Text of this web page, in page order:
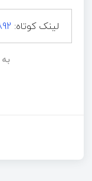
لینک کوتاه: